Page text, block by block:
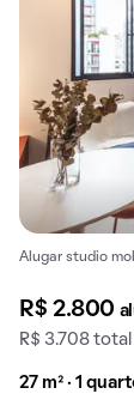
Alugar studio
R$ 2.800
R$ 3.708 total
27 m² · 1